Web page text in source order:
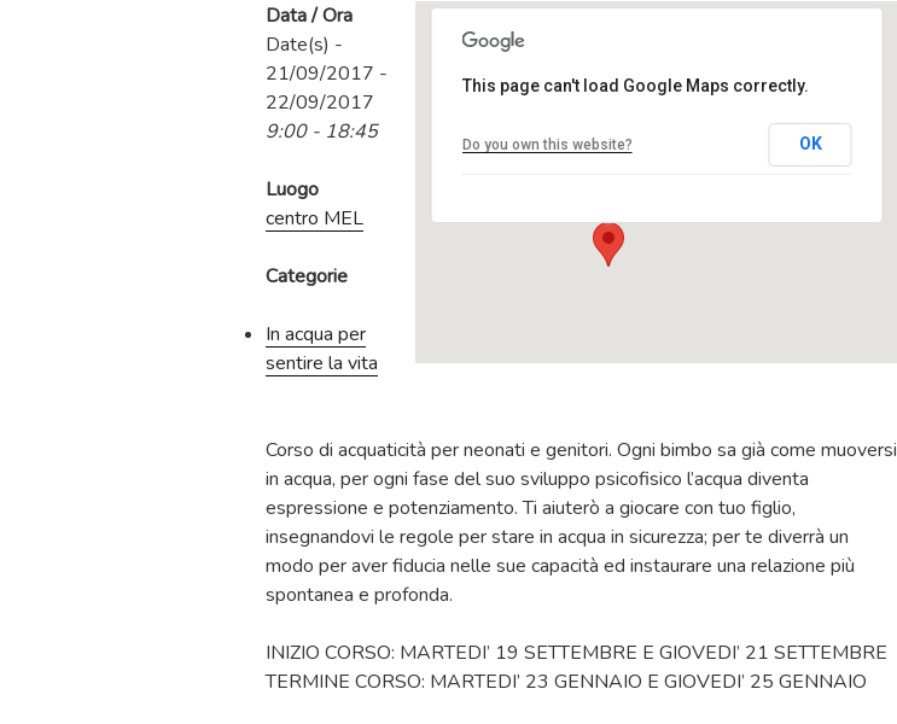
centro MEL
Via Tevere, 3 - Ranica
This page can't load Google Maps correctly.
Do you own this website? OK
Data / Ora
Date(s) -
21/09/2017 -
22/09/2017
9:00 - 18:45
Luogo
centro MEL
Categorie
In acqua per
sentire la vita
Corso di acquaticità per neonati e genitori. Ogni bimbo sa già come muoversi
in acqua, per ogni fase del suo sviluppo psicofisico l’acqua diventa
espressione e potenziamento. Ti aiuterò a giocare con tuo figlio,
insegnandovi le regole per stare in acqua in sicurezza; per te diverrà un
modo per aver fiducia nelle sue capacità ed instaurare una relazione più
spontanea e profonda.
INIZIO CORSO: MARTEDI’ 19 SETTEMBRE E GIOVEDI’ 21 SETTEMBRE
TERMINE CORSO: MARTEDI’ 23 GENNAIO E GIOVEDI’ 25 GENNAIO